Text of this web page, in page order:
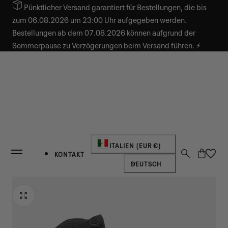
SPRINGEN
Pünktlicher Versand garantiert für Bestellungen, die bis
zum 06.08.2026 um 23:00 Uhr aufgegeben werden.
Bestellungen ab dem 07.08.2026 können aufgrund der
Sommerpause zu Verzögerungen beim Versand führen. ⚡
KONTAKT
Land/Region
ITALIEN (EUR €)
Sprache
DEUTSCH
Warenkorb